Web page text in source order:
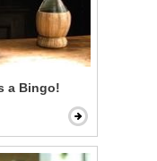
a Bingo!